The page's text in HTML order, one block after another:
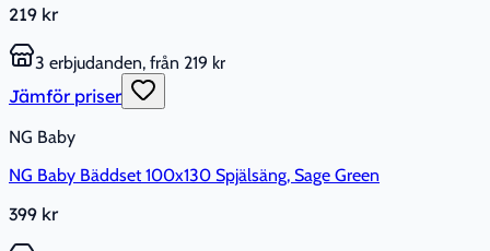
219 kr
3 erbjudanden, från 219 kr
Jämför priser
NG Baby
NG Baby Bäddset 100x130 Spjälsäng, Sage Green
399 kr